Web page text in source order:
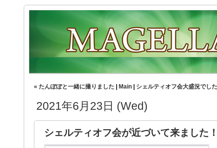
« たんぽぽと一緒に撮りました Main シェルティオフ会大盛況でし
2021年6月23日 (Wed)
シェルティオフ会が近づいて来まし